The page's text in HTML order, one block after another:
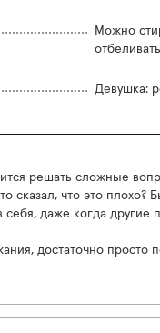
Можно
Девушка:
решать сложные
сказал, что это плохо?
себя, даже когда
достаточно просто